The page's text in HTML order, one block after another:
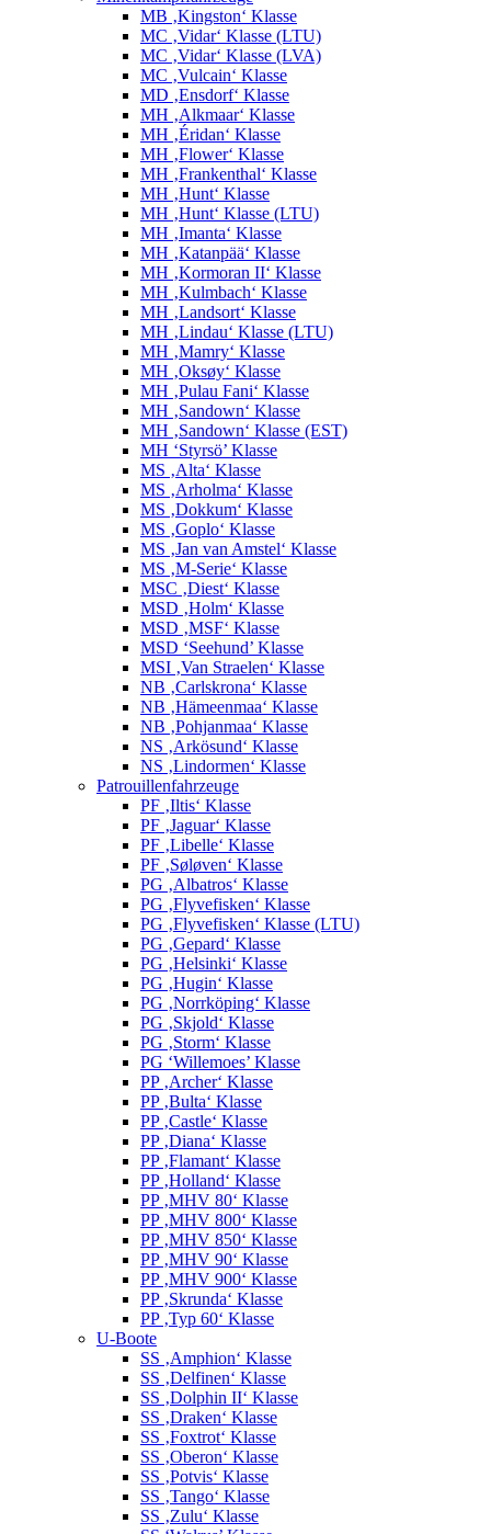
MB ‚Kingston‘ Klasse
MC ‚Vidar‘ Klasse (LTU)
MC ‚Vidar‘ Klasse (LVA)
MC ‚Vulcain‘ Klasse
MD ‚Ensdorf‘ Klasse
MH ‚Alkmaar‘ Klasse
MH ‚Éridan‘ Klasse
MH ‚Flower‘ Klasse
MH ‚Frankenthal‘ Klasse
MH ‚Hunt‘ Klasse
MH ‚Hunt‘ Klasse (LTU)
MH ‚Imanta‘ Klasse
MH ‚Katanpää‘ Klasse
MH ‚Kormoran II‘ Klasse
MH ‚Kulmbach‘ Klasse
MH ‚Landsort‘ Klasse
MH ‚Lindau‘ Klasse (LTU)
MH ‚Mamry‘ Klasse
MH ‚Oksøy‘ Klasse
MH ‚Pulau Fani‘ Klasse
MH ‚Sandown‘ Klasse
MH ‚Sandown‘ Klasse (EST)
MH ‘Styrsö’ Klasse
MS ‚Alta‘ Klasse
MS ‚Arholma‘ Klasse
MS ‚Dokkum‘ Klasse
MS ‚Goplo‘ Klasse
MS ‚Jan van Amstel‘ Klasse
MS ‚M-Serie‘ Klasse
MSC ‚Diest‘ Klasse
MSD ‚Holm‘ Klasse
MSD ‚MSF‘ Klasse
MSD ‘Seehund’ Klasse
MSI ‚Van Straelen‘ Klasse
NB ‚Carlskrona‘ Klasse
NB ‚Hämeenmaa‘ Klasse
NB ‚Pohjanmaa‘ Klasse
NS ‚Arkösund‘ Klasse
NS ‚Lindormen‘ Klasse
Patrouillenfahrzeuge
PF ‚Iltis‘ Klasse
PF ‚Jaguar‘ Klasse
PF ‚Libelle‘ Klasse
PF ‚Søløven‘ Klasse
PG ‚Albatros‘ Klasse
PG ‚Flyvefisken‘ Klasse
PG ‚Flyvefisken‘ Klasse (LTU)
PG ‚Gepard‘ Klasse
PG ‚Helsinki‘ Klasse
PG ‚Hugin‘ Klasse
PG ‚Norrköping‘ Klasse
PG ‚Skjold‘ Klasse
PG ‚Storm‘ Klasse
PG ‘Willemoes’ Klasse
PP ‚Archer‘ Klasse
PP ‚Bulta‘ Klasse
PP ‚Castle‘ Klasse
PP ‚Diana‘ Klasse
PP ‚Flamant‘ Klasse
PP ‚Holland‘ Klasse
PP ‚MHV 80‘ Klasse
PP ‚MHV 800‘ Klasse
PP ‚MHV 850‘ Klasse
PP ‚MHV 90‘ Klasse
PP ‚MHV 900‘ Klasse
PP ‚Skrunda‘ Klasse
PP ‚Typ 60‘ Klasse
U-Boote
SS ‚Amphion‘ Klasse
SS ‚Delfinen‘ Klasse
SS ‚Dolphin II‘ Klasse
SS ‚Draken‘ Klasse
SS ‚Foxtrot‘ Klasse
SS ‚Oberon‘ Klasse
SS ‚Potvis‘ Klasse
SS ‚Tango‘ Klasse
SS ‚Zulu‘ Klasse